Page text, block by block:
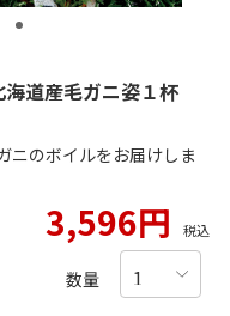
海道産毛ガニ姿１杯
ニのボイルをお届けしま
3,596円 税込
数量